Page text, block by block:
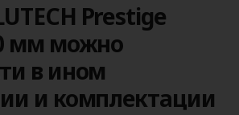
Prestige
мм можно
в ином
и комплектации